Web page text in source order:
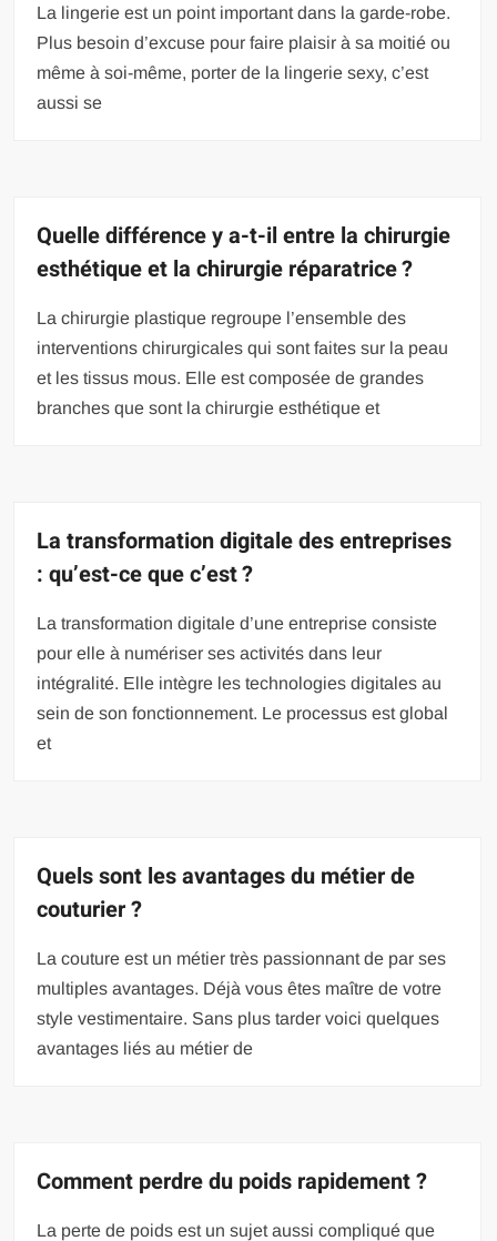
La lingerie est un point important dans la garde-robe.
Plus besoin d’excuse pour faire plaisir à sa moitié ou
même à soi-même, porter de la lingerie sexy, c’est
aussi se
Quelle différence y a-t-il entre la chirurgie
esthétique et la chirurgie réparatrice ?
La chirurgie plastique regroupe l’ensemble des
interventions chirurgicales qui sont faites sur la peau
et les tissus mous. Elle est composée de grandes
branches que sont la chirurgie esthétique et
La transformation digitale des entreprises
: qu’est-ce que c’est ?
La transformation digitale d’une entreprise consiste
pour elle à numériser ses activités dans leur
intégralité. Elle intègre les technologies digitales au
sein de son fonctionnement. Le processus est global
et
Quels sont les avantages du métier de
couturier ?
La couture est un métier très passionnant de par ses
multiples avantages. Déjà vous êtes maître de votre
style vestimentaire. Sans plus tarder voici quelques
avantages liés au métier de
Comment perdre du poids rapidement ?
La perte de poids est un sujet aussi compliqué que